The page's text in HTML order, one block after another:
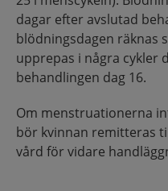
dagar efter avslutad
blödningsdagen räknas
upprepas i några cykler
behandlingen dag 16.
Om menstruationerna
bör kvinnan remitteras
vård för vidare